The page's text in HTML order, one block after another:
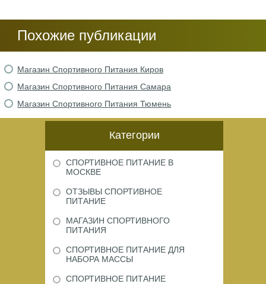
Похожие публикации
Магазин Спортивного Питания Киров
Магазин Спортивного Питания Самара
Магазин Спортивного Питания Тюмень
Категории
СПОРТИВНОЕ ПИТАНИЕ В
МОСКВЕ
ОТЗЫВЫ СПОРТИВНОЕ
ПИТАНИЕ
МАГАЗИН СПОРТИВНОГО
ПИТАНИЯ
СПОРТИВНОЕ ПИТАНИЕ ДЛЯ
НАБОРА МАССЫ
СПОРТИВНОЕ ПИТАНИЕ